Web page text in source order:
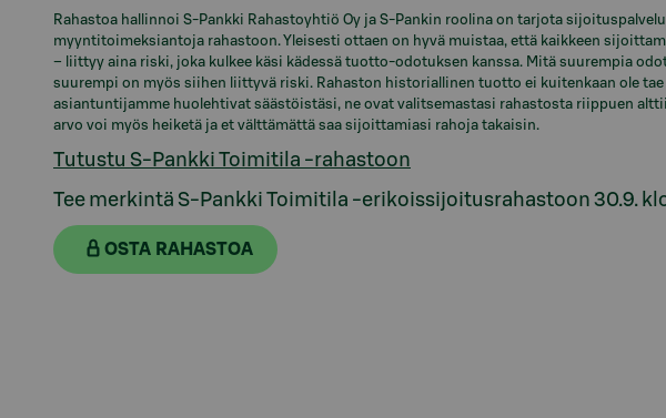
Rahastoa hallinnoi S-Pankki Rahastoyhtiö Oy ja S-Pankin roolina on tarjota
myyntitoimeksiantoja rahastoon. Yleisesti ottaen on hyvä muistaa, että kaikkeen
– liittyy aina riski, joka kulkee käsi kädessä tuotto-odotuksen kanssa. Mitä suurempia
suurempi on myös siihen liittyvä riski. Rahaston historiallinen tuotto ei kuitenkaan ole
asiantuntijamme huolehtivat säästöistäsi, ne ovat valitsemastasi rahastosta riippuen
arvo voi myös heiketä ja et välttämättä saa sijoittamiasi rahoja takaisin.
Tutustu S-Pankki Toimitila -rahastoon
Tee merkintä S-Pankki Toimitila -erikoissijoitusrahastoon 30.9.
OSTA RAHASTOA